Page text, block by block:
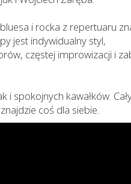
i rocka z repertuaru
jest indywidualny styl,
częstej improwizacji i
spokojnych kawałków.
coś dla siebie.